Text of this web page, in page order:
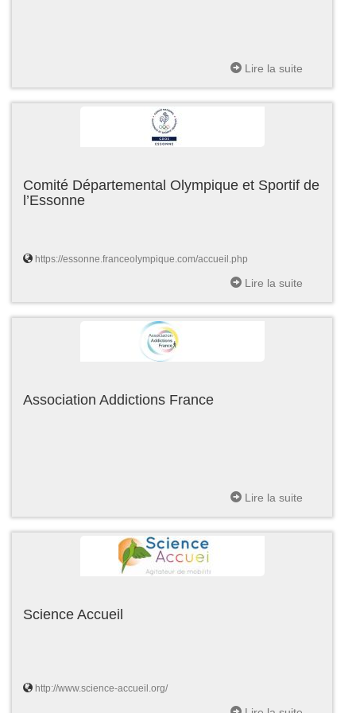
Lire la suite
Comité Départemental Olympique et Sportif de
l’Essonne
https://essonne.franceolympique.com/accueil.php
Lire la suite
Association Addictions France
Lire la suite
Science Accueil
http://www.science-accueil.org/